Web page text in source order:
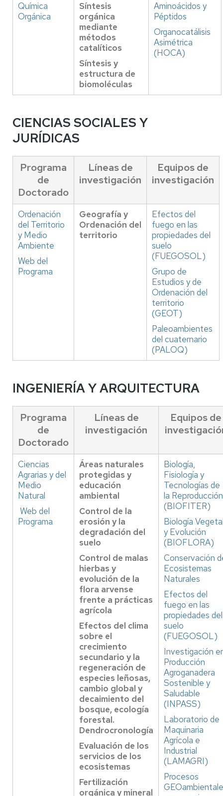
Química
Orgánica
Síntesis
orgánica
mediante
métodos
catalíticos
Síntesis y
estructura de
biomoléculas
Aminoácidos y
Péptidos
Organocatálisis
Asimétrica
(HOCA)
CIENCIAS SOCIALES Y
JURÍDICAS
Programa
de
Doctorado
Líneas de
investigación
Equipos de
investigación
Ordenación
del Territorio
y Medio
Ambiente
Web del
Programa
Geografía y
Ordenación del
territorio
Efectos del
fuego en las
propiedades del
suelo
(FUEGOSOL)
Grupo de
Estudios y de
Ordenación del
territorio
(GEOT)
Paleoambientes
del cuaternario
(PALOQ)
INGENIERÍA Y ARQUITECTURA
Programa
de
Doctorado
Líneas de
investigación
Equipos de
Ciencias
Agrarias y del
Medio
Natural
Web del
Programa
Áreas naturales
protegidas y
educación
ambiental
Control de la
erosión y la
degradación del
suelo
Control de malas
hierbas y
evolución de la
flora arvense
frente a prácticas
agrícola
Efectos del clima
sobre el
crecimiento
secundario y la
regeneración de
especies leñosas,
cambio global y
decaimiento del
bosque, ecología
forestal.
Dendrocronología
Evaluación de los
servicios de los
ecosistemas
Fertilización
orgánica y mineral
Biología,
Fisiología y
Tecnologías de
la Reproducción
(BIOFITER)
Biología
y Evolución
(BIOFLORA)
Conservación
Ecosistemas
Naturales
Efectos del
fuego en las
propiedades del
suelo
(FUEGOSOL)
Investigación
Producción
Agroganadera
Sostenible y
Saludable
(INPASS)
Laboratorio de
Maquinaria
Agrícola e
Industrial
(LAMAGRI)
Procesos